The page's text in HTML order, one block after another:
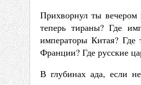
Прихворнул ты
теперь тираны? Где
императоры Китая? Где
Франции? Где русские
В глубинах ада, если